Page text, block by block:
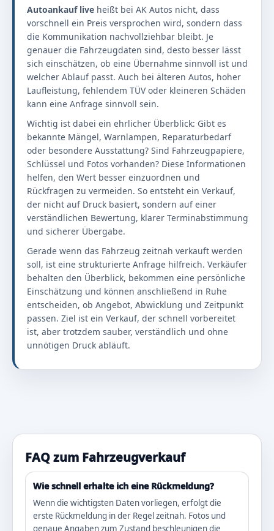
Autoankauf live heißt bei AK Autos nicht, dass
vorschnell ein Preis versprochen wird, sondern dass
die Kommunikation nachvollziehbar bleibt. Je
genauer die Fahrzeugdaten sind, desto besser lässt
sich einschätzen, ob eine Übernahme sinnvoll ist und
welcher Ablauf passt. Auch bei älteren Autos, hoher
Laufleistung, fehlendem TÜV oder kleineren Schäden
kann eine Anfrage sinnvoll sein.
Wichtig ist dabei ein ehrlicher Überblick: Gibt es
bekannte Mängel, Warnlampen, Reparaturbedarf
oder besondere Ausstattung? Sind Fahrzeugpapiere,
Schlüssel und Fotos vorhanden? Diese Informationen
helfen, den Wert besser einzuordnen und
Rückfragen zu vermeiden. So entsteht ein Verkauf,
der nicht auf Druck basiert, sondern auf einer
verständlichen Bewertung, klarer Terminabstimmung
und sicherer Übergabe.
Gerade wenn das Fahrzeug zeitnah verkauft werden
soll, ist eine strukturierte Anfrage hilfreich. Verkäufer
behalten den Überblick, bekommen eine persönliche
Einschätzung und können anschließend in Ruhe
entscheiden, ob Angebot, Abwicklung und Zeitpunkt
passen. Ziel ist ein Verkauf, der schnell vorbereitet
ist, aber trotzdem sauber, verständlich und ohne
unnötigen Druck abläuft.
FAQ zum Fahrzeugverkauf
Wie schnell erhalte ich eine Rückmeldung?
Wenn die wichtigsten Daten vorliegen, erfolgt die
erste Rückmeldung in der Regel zeitnah. Fotos und
genaue Angaben zum Zustand beschleunigen die